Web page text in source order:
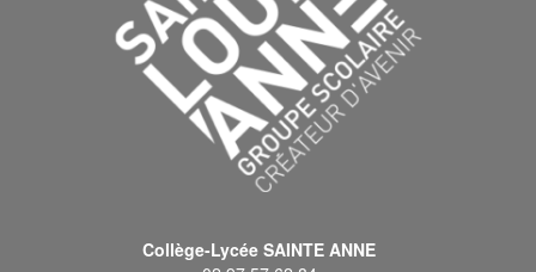
Collège-Lycée SAINTE ANNE